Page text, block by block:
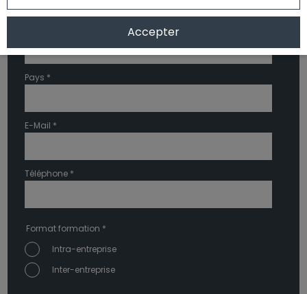
Pays *
E-Mail *
Téléphone *
Format formation *
Intra-entreprise
Inter-entreprise
Accepter